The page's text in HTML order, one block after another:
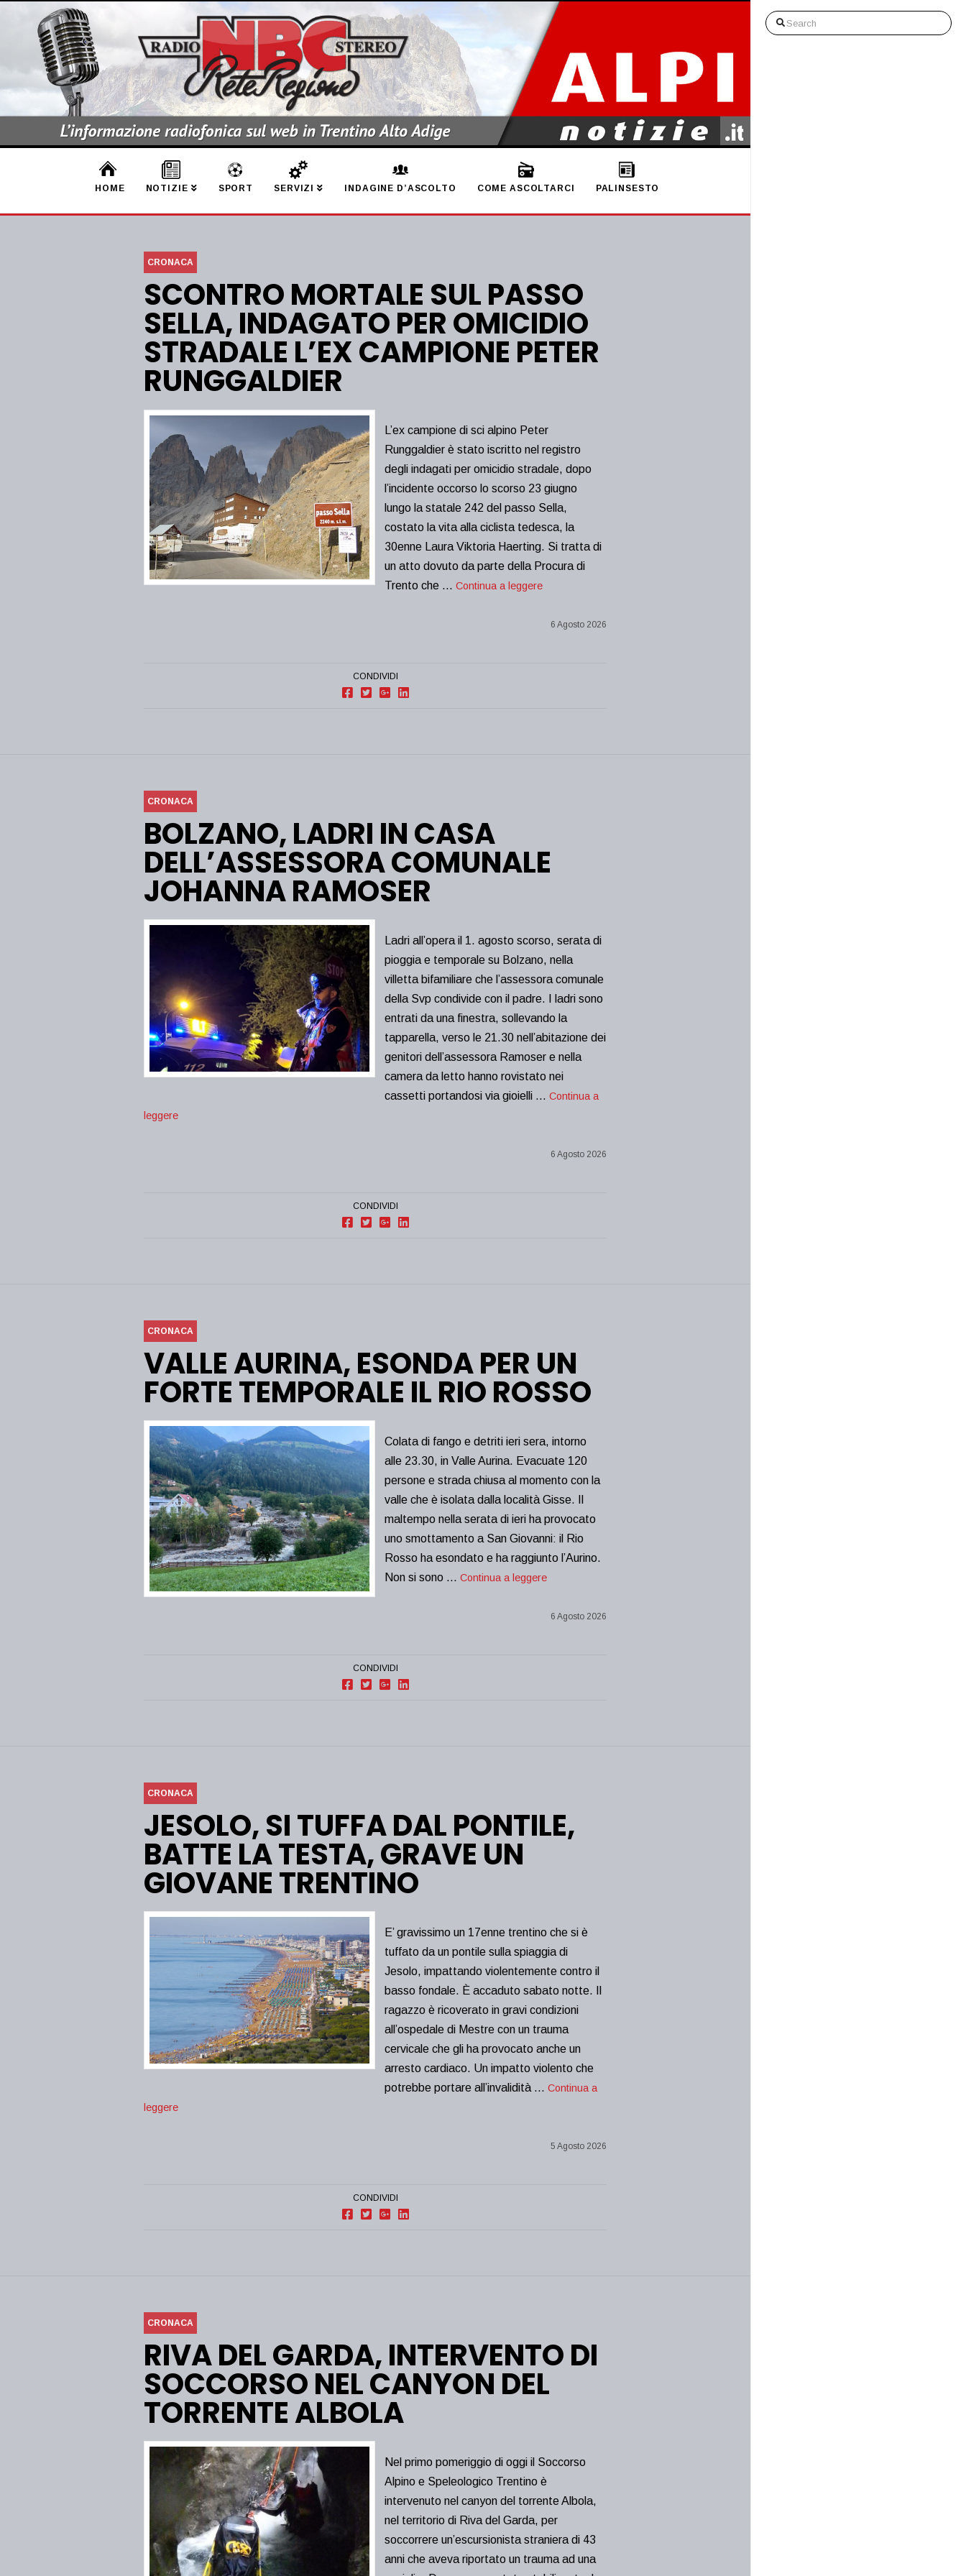
HOME NOTIZIE SPORT SERVIZI INDAGINE D’ASCOLTO COME ASCOLTARCI PALINSESTO
CRONACA
SCONTRO MORTALE SUL PASSO
SELLA, INDAGATO PER OMICIDIO
STRADALE L’EX CAMPIONE PETER
RUNGGALDIER
L’ex campione di sci alpino Peter
Runggaldier è stato iscritto nel registro
degli indagati per omicidio stradale, dopo
l’incidente occorso lo scorso 23 giugno
lungo la statale 242 del passo Sella,
costato la vita alla ciclista tedesca, la
30enne Laura Viktoria Haerting. Si tratta di
un atto dovuto da parte della Procura di
Trento che … Continua a leggere
6 Agosto 2026
CONDIVIDI
CRONACA
BOLZANO, LADRI IN CASA
DELL’ASSESSORA COMUNALE
JOHANNA RAMOSER
Ladri all’opera il 1. agosto scorso, serata di
pioggia e temporale su Bolzano, nella
villetta bifamiliare che l’assessora comunale
della Svp condivide con il padre. I ladri sono
entrati da una finestra, sollevando la
tapparella, verso le 21.30 nell’abitazione dei
genitori dell’assessora Ramoser e nella
camera da letto hanno rovistato nei
cassetti portandosi via gioielli … Continua a
leggere
6 Agosto 2026
CONDIVIDI
CRONACA
VALLE AURINA, ESONDA PER UN
FORTE TEMPORALE IL RIO ROSSO
Colata di fango e detriti ieri sera, intorno
alle 23.30, in Valle Aurina. Evacuate 120
persone e strada chiusa al momento con la
valle che è isolata dalla località Gisse. Il
maltempo nella serata di ieri ha provocato
uno smottamento a San Giovanni: il Rio
Rosso ha esondato e ha raggiunto l’Aurino.
Non si sono … Continua a leggere
6 Agosto 2026
CONDIVIDI
CRONACA
JESOLO, SI TUFFA DAL PONTILE,
BATTE LA TESTA, GRAVE UN
GIOVANE TRENTINO
E’ gravissimo un 17enne trentino che si è
tuffato da un pontile sulla spiaggia di
Jesolo, impattando violentemente contro il
basso fondale. È accaduto sabato notte. Il
ragazzo è ricoverato in gravi condizioni
all’ospedale di Mestre con un trauma
cervicale che gli ha provocato anche un
arresto cardiaco. Un impatto violento che
potrebbe portare all’invalidità … Continua a
leggere
5 Agosto 2026
CONDIVIDI
CRONACA
RIVA DEL GARDA, INTERVENTO DI
SOCCORSO NEL CANYON DEL
TORRENTE ALBOLA
Nel primo pomeriggio di oggi il Soccorso
Alpino e Speleologico Trentino è
intervenuto nel canyon del torrente Albola,
nel territorio di Riva del Garda, per
soccorrere un’escursionista straniera di 43
anni che aveva riportato un trauma ad una
Search